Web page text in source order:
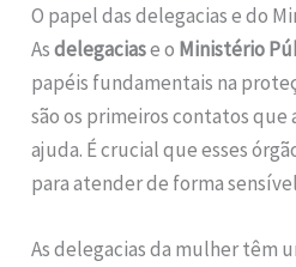
O papel das delegacias e do
Asdelegaciase o Ministério
papéis fundamentais na
são os primeiros contatos que
ajuda. É crucial que esses
para atender de forma
As delegacias da mulher têm